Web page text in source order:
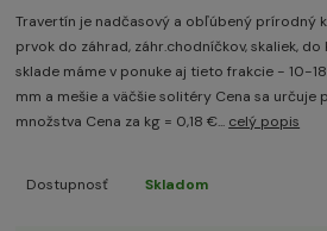
Travertín je nadčasový a obľúbený prírodný
prvok do záhrad, záhr.chodníčkov, skaliek, do
sklade máme v ponuke aj tieto frakcie - 10-
mm a mešie a väčšie solitéry Cena sa určuje
množstva Cena za kg = 0,18 €... celý popis
Dostupnosť Skladom